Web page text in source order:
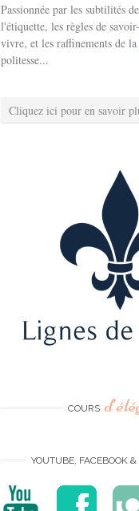
Passionnée par les subtilités de
l'étiquette, les règles de savoir-
vivre, et les raffinements de la
politesse...
Cliquez ici pour en savoir
COURS
YOUTUBE, FACEBOOK &